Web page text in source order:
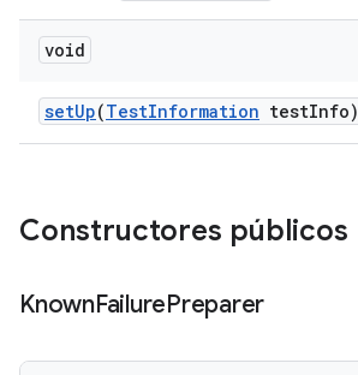
void
setUp(TestInformation testInfo)
Constructores públicos
KnownFailurePreparer